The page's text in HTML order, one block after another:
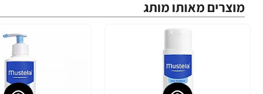
מוצרים מאותו מותג